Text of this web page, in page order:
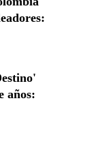
años: